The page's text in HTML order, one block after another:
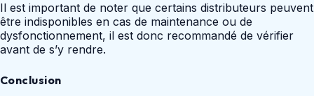
Il est important de noter que certains distributeurs peuvent
être indisponibles en cas de maintenance ou de
dysfonctionnement, il est donc recommandé de vérifier
avant de s’y rendre.
Conclusion